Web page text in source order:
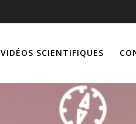
VIDÉOS SCIENTIFIQUES